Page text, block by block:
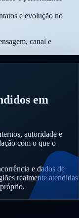
e evolução no
canal e
em
autoridade e
com o que o
e dados de
realmente atendidas